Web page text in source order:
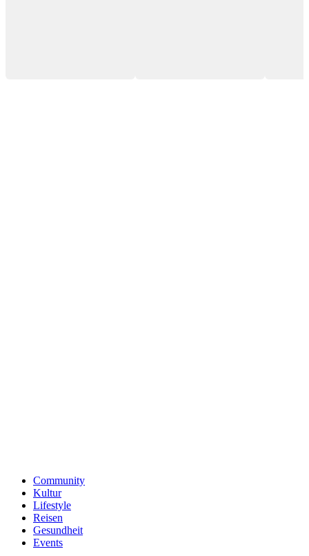
Community
Kultur
Lifestyle
Reisen
Gesundheit
Events